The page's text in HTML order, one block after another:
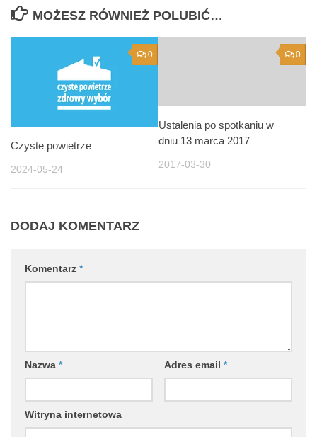
MOŻESZ RÓWNIEŻ POLUBIĆ…
0
Czyste powietrze
2024-05-24
0
Ustalenia po spotkaniu w
dniu 13 marca 2017
2017-03-30
DODAJ KOMENTARZ
Komentarz *
Nazwa * Adres email *
Witryna internetowa